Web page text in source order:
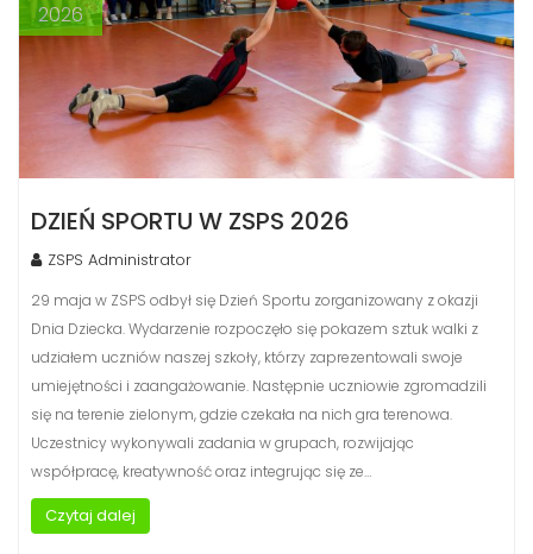
2026
DZIEŃ SPORTU W ZSPS 2026
ZSPS Administrator
29 maja w ZSPS odbył się Dzień Sportu zorganizowany z okazji
Dnia Dziecka. Wydarzenie rozpoczęło się pokazem sztuk walki z
udziałem uczniów naszej szkoły, którzy zaprezentowali swoje
umiejętności i zaangażowanie. Następnie uczniowie zgromadzili
się na terenie zielonym, gdzie czekała na nich gra terenowa.
Uczestnicy wykonywali zadania w grupach, rozwijając
współpracę, kreatywność oraz integrując się ze…
Czytaj dalej